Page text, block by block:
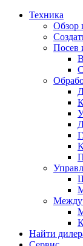
Техника
Обзор
Посев
Найти